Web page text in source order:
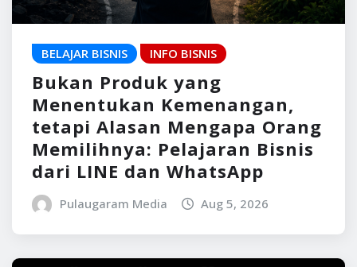
BELAJAR BISNIS INFO BISNIS
Bukan Produk yang
Menentukan Kemenangan,
tetapi Alasan Mengapa Orang
Memilihnya: Pelajaran Bisnis
dari LINE dan WhatsApp
Pulaugaram Media Aug 5, 2026